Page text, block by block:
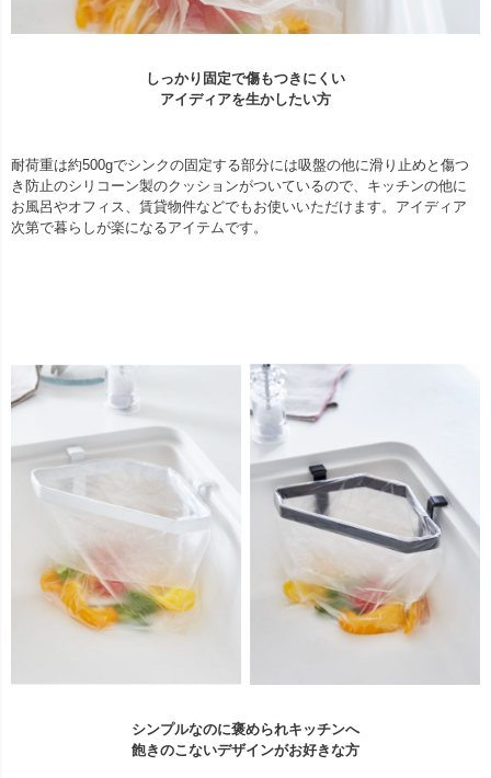
しっかり固定で傷もつきにくい
アイディアを生かしたい方
耐荷重は約500gでシンクの固定する部分には吸盤の他に滑り止めと傷つ
き防止のシリコーン製のクッションがついているので、キッチンの他に
お風呂やオフィス、賃貸物件などでもお使いいただけます。アイディア
次第で暮らしが楽になるアイテムです。
シンプルなのに褒められキッチンへ
飽きのこないデザインがお好きな方